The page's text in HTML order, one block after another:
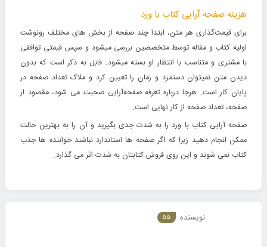
هزینه صفحه آرایی کتاب با ورد
برای قیمت‌گذاری هر متن، ابتدا چند صفحه از بخش های مختلف رونوشت
اولیه کتاب و مقاله توسط متخصصین بررسی میشود و سپس قیمتی توافقی
با مشتری و متناسب با انتظار او بسته میشود. قابل به ذکر است که بدون
دیدن متن نمیتوان دستمزد و زمان را تعیین کرد و ملاک تعداد صفحه در
پایان کار است. هرجا درباره تعرفه صفحه‌آرایی صحبت می‌ شود، مقصود از
صفحه، تعداد صفحه از کار نهایی است.
صفحه آرایی کتاب با ورد را به شدت جدی بگیرید و آن را به بهترین حالت
ممکن انجام دهید زیرا که اگر صفحه ها استاندارد نباشند خواننده ها جذب
کتاب نمی شوند و این روی فروش کتابتان به شدت اثر می گذارد.
نویسنده 55